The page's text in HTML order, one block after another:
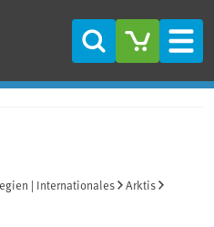
Suche
| Internationales Arktis